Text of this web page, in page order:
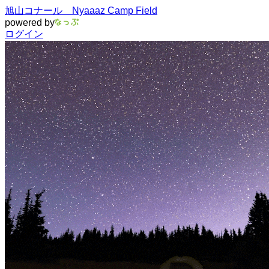
旭山コナール Nyaaaz Camp Field
powered by
ログイン